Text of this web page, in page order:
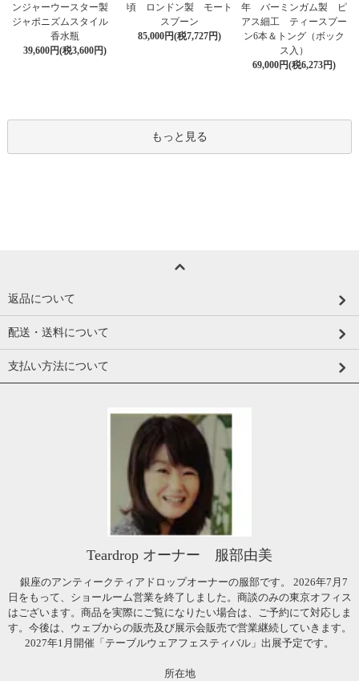
ンジャーウースター製
ジャポニズムスタイル
香水瓶
39,600円(税3,600円)
頃 ロンドン製 モート
スプーン
85,000円(税7,727円)
年 バーミンガム製 ピ
アス細工 ティースプー
ン6本＆トング（ボック
ス入）
69,000円(税6,273円)
もっと見る
返品について
配送・送料について
支払い方法について
Teardrop オーナー 服部由美
銀座のアンティークティアドロップオーナーの服部です。 2026年7月7
日をもって、ショールーム営業を終了しました。商談のみの東京オフィス
はございます。商品を実際にご覧になりたい場合は、ご予約にて対応しま
す。今後は、ウェブからの販売及び展示会販売で営業継続していきます。
2027年1月開催「テーブルウェアフェスティバル」出展予定です。
所在地